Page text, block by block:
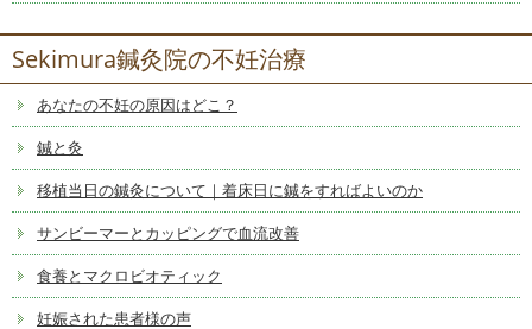
Sekimura鍼灸院の不妊治療
あなたの不妊の原因はどこ？
鍼と灸
移植当日の鍼灸について｜着床日に鍼をすればよいのか
サンビーマーとカッピングで血流改善
食養とマクロビオティック
妊娠された患者様の声